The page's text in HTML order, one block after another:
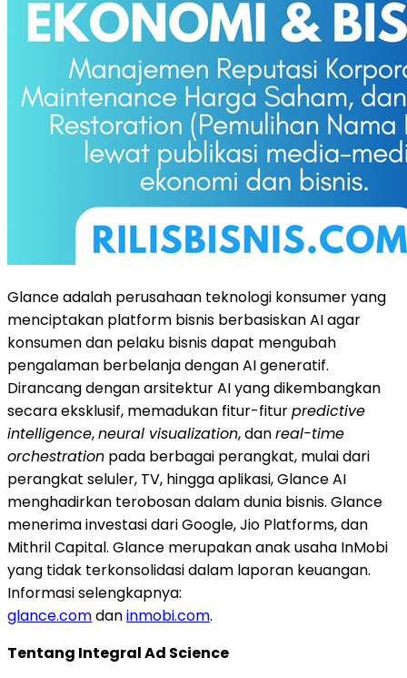
Glance adalah perusahaan teknologi konsumer yang
menciptakan platform bisnis berbasiskan AI agar
konsumen dan pelaku bisnis dapat mengubah
pengalaman berbelanja dengan AI generatif.
Dirancang dengan arsitektur AI yang dikembangkan
secara eksklusif, memadukan fitur-fiturpredictive
intelligence,neural visualization, danreal-time
orchestration pada berbagai perangkat, mulai dari
perangkat seluler, TV, hingga aplikasi, Glance AI
menghadirkan terobosan dalam dunia bisnis. Glance
menerima investasi dari Google, Jio Platforms, dan
Mithril Capital. Glance merupakan anak usaha InMobi
yang tidak terkonsolidasi dalam laporan keuangan.
Informasi selengkapnya:
glance.comdaninmobi.com.
Tentang Integral Ad Science